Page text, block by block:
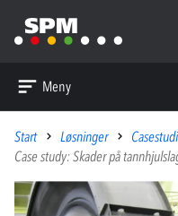
Meny
Start Løsninger
Case study: Skader på